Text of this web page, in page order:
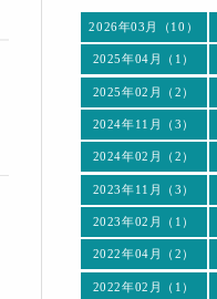
2026年03月（10）
2025年04月（1）
2025年02月（2）
2024年11月（3）
2024年02月（2）
2023年11月（3）
2023年02月（1）
2022年04月（2）
2022年02月（1）